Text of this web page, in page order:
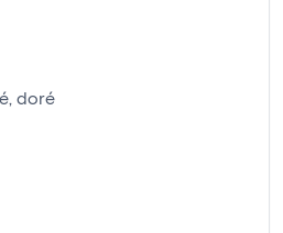
, doré